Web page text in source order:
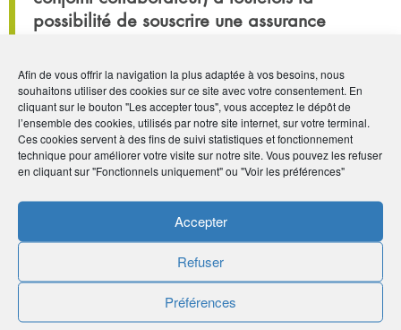
Afin de vous offrir la navigation la plus adaptée à vos besoins, nous
souhaitons utiliser des cookies sur ce site avec votre consentement. En
cliquant sur le bouton "Les accepter tous", vous acceptez le dépôt de
l’ensemble des cookies, utilisés par notre site internet, sur votre terminal.
Ces cookies servent à des fins de suivi statistiques et fonctionnement
technique pour améliorer votre visite sur notre site. Vous pouvez les refuser
en cliquant sur "Fonctionnels uniquement" ou "Voir les préférences"
Accepter
Refuser
Préférences
possibilité de souscrire une assurance
AT/MP.
Souscrire cette assurance, moyennant une
cotisation reprenant à risques équivalents et
activité équivalente le taux pratiqué pour
un salarié, peut donc s’avérer fort utile.
Reconduction de la prime
exceptionnelle de pouvoir d’achat
Le dispositif de prime exceptionnelle de pouvoir d’achat
(PEPA) de fin d’année est reconduit, au bénéfice des salariés.